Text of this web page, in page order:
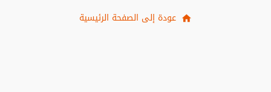
عودة إلى الصفحة الرئيسية